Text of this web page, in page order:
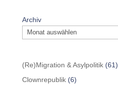
Archiv
(Re)Migration & Asylpolitik(61)
Clownrepublik(6)